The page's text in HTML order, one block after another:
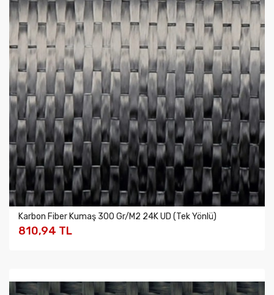
Karbon Fiber Kumaş 300 Gr/m2 24K UD (Tek Yönlü)
810,94 TL